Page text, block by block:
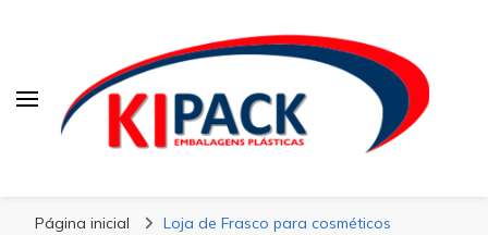
Página inicial Loja de Frasco para cosméticos